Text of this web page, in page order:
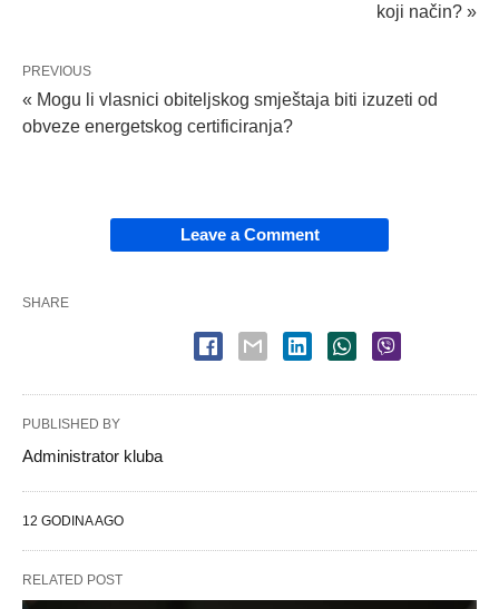
koji način? »
PREVIOUS
« Mogu li vlasnici obiteljskog smještaja biti izuzeti od
obveze energetskog certificiranja?
Leave a Comment
SHARE
PUBLISHED BY
Administrator kluba
12 GODINA AGO
RELATED POST